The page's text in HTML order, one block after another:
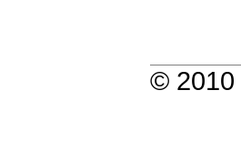
© 2010